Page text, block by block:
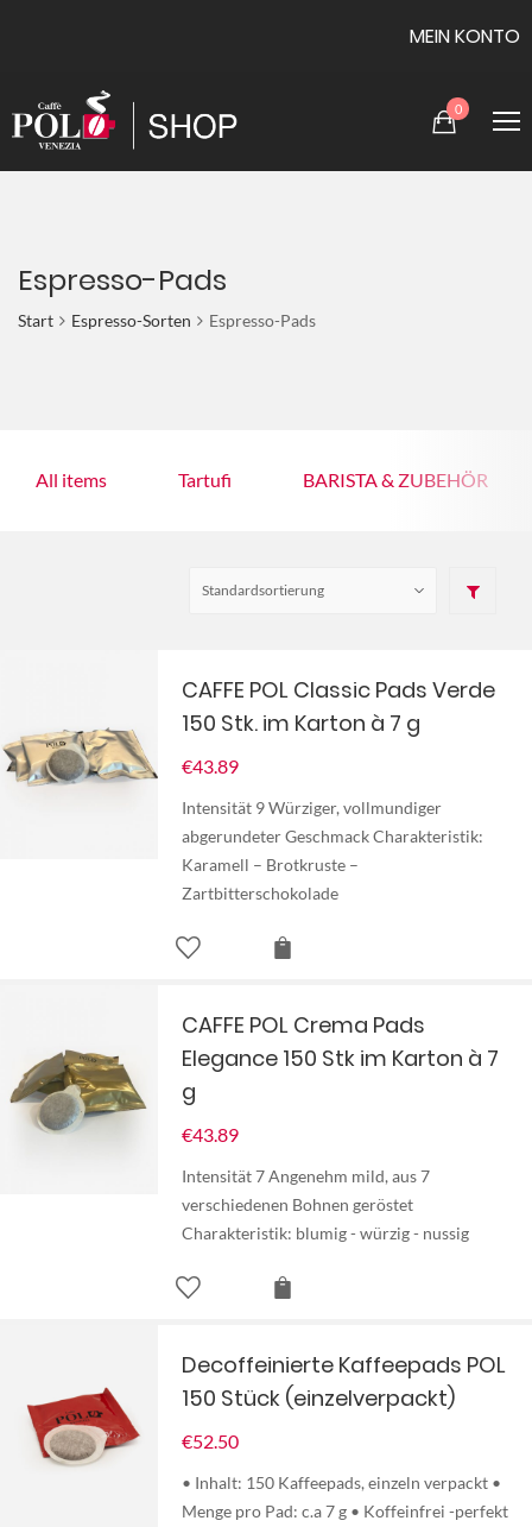
MEIN KONTO
0
Espresso-Pads
Start Espresso-Sorten Espresso-Pads
All items Tartufi BARISTA & ZUBEHÖR
CAFFE POL Classic Pads Verde
150 Stk. im Karton à 7 g
€43.89
Intensität 9 Würziger, vollmundiger
abgerundeter Geschmack Charakteristik:
Karamell – Brotkruste –
Zartbitterschokolade
CAFFE POL Crema Pads
Elegance 150 Stk im Karton à 7
g
€43.89
Intensität 7 Angenehm mild, aus 7
verschiedenen Bohnen geröstet
Charakteristik: blumig - würzig - nussig
Decoffeinierte Kaffeepads POL
150 Stück (einzelverpackt)
€52.50
• Inhalt: 150 Kaffeepads, einzeln verpackt •
Menge pro Pad: c.a 7 g • Koffeinfrei -perfekt